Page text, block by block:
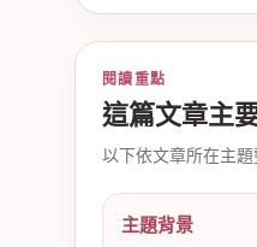
店
閱讀重點
這篇文章主
以下依文章所在主
主題背景